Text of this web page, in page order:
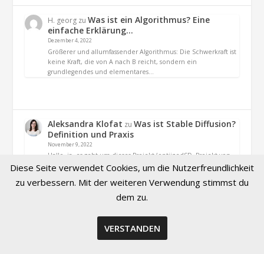
H. georg zuWas ist ein Algorithmus? Eine
einfache Erklärung…
Dezember 4, 2022
Größerer und allumfassender Algorithmus: Die Schwerkraft ist
keine Kraft, die von A nach B reicht, sondern ein
grundlegendes und elementares…
Aleksandra Klofat zuWas ist Stable Diffusion?
Definition und Praxis
November 9, 2022
Hallo, ja. es geht um dieses Projekt (optiizedSD=Projekt von
Basu Jindal)
© 2026 Created by Aleksandra Klofat
Diese Seite verwendet Cookies, um die Nutzerfreundlichkeit
zu verbessern. Mit der weiteren Verwendung stimmst du
dem zu.
VERSTANDEN